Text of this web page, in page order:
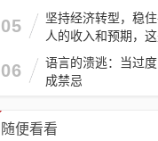
05
坚持经济转型，稳
人的收入和预期，
06
语言的溃逃：当过
成禁忌
随便看看